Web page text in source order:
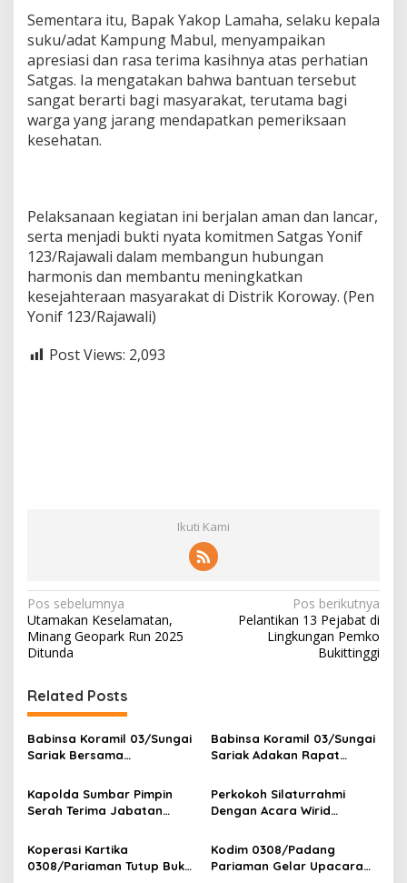
Sementara itu, Bapak Yakop Lamaha, selaku kepala
suku/adat Kampung Mabul, menyampaikan
apresiasi dan rasa terima kasihnya atas perhatian
Satgas. Ia mengatakan bahwa bantuan tersebut
sangat berarti bagi masyarakat, terutama bagi
warga yang jarang mendapatkan pemeriksaan
kesehatan.
Pelaksanaan kegiatan ini berjalan aman dan lancar,
serta menjadi bukti nyata komitmen Satgas Yonif
123/Rajawali dalam membangun hubungan
harmonis dan membantu meningkatkan
kesejahteraan masyarakat di Distrik Koroway. (Pen
Yonif 123/Rajawali)
Post Views: 2,093
Ikuti Kami
N
a
v
i
g
a
s
i
p
s
Pos sebelumnya
Utamakan Keselamatan,
Minang Geopark Run 2025
Ditunda
Pos berikutnya
Pelantikan 13 Pejabat di
Lingkungan Pemko
Bukittinggi
Related Posts
Babinsa Koramil 03/Sungai
Sariak Bersama
VII Koto Melaksanakan
Seleksi Calon Anggota
Patamuan
Babinsa Koramil 03/Sungai
Sariak Adakan Rapat
RI Ke-81 Kantor Camat VII
Koto Patamuan
Kapolda Sumbar Pimpin
Serah Terima Jabatan
Kapolres Jajaran
Perkokoh Silaturrahmi
Dengan Acara Wirid
Masyarakat, Danramil
/Babinsa Koramil
Koperasi Kartika
0308/Pariaman Tutup Buku
Kodim 0308/Padang
Pariaman Gelar Upacara